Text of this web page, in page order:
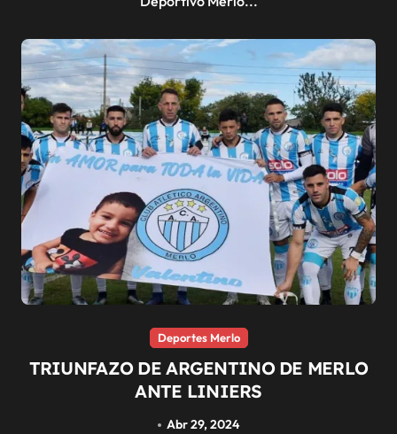
Deportes Merlo
TRIUNFAZO DE ARGENTINO DE MERLO
ANTE LINIERS
Abr 29, 2024